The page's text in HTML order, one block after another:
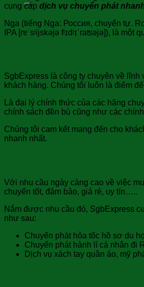
cung cấp dịch vụ chuyển phát
Nga (tiếng Nga: Россия, chuyển tự.
IPA [rɐˈsʲijskəjə fʲɪdʲɪˈraʦəjə]), là
SgbExpress là công ty chuyên về
khách hàng. Chúng tôi luôn là điểm
Là đại lý chính thức của các hãng
chính sách đền bù cũng như các
Chúng tôi cam kết mang đến cho
nhanh nhất.
Với nhu cầu ngày càng cao về việc
chuyển tốt, đảm bảo, giá rẻ, uy tín…..
Nắm được nhu cầu đó, SgbExpress
như sau:
Chuyển phát hỏa tốc hồ sơ du
Chuyển phát hành lí cá nhân đi
Dịch vụ xách tay quần áo, mỹ